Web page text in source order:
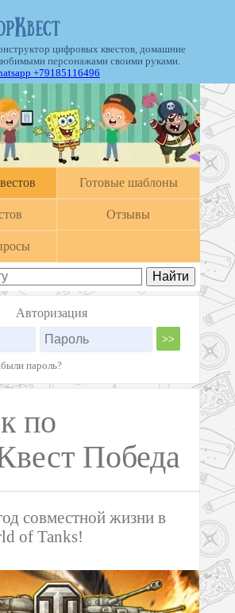
цифровых квестов, домашние
персонажами своими руками.
+79185116496
Готовые шаблоны
Отзывы
Авторизация
пароль?
по
Победа
совместной жизни в
of Tanks!